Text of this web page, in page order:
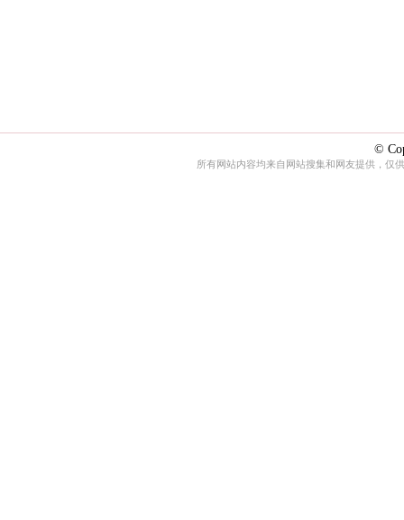
©
所有网站内容均来自网站搜集和网友提供，仅